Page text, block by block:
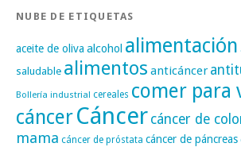
NUBE DE ETIQUETAS
aceite de oliva alcohol alimentación
saludable alimentos anticáncer
Bollería industrial cereales comer para
cáncerCáncer cáncer de
mama cáncer de próstata cáncer de páncreas